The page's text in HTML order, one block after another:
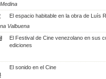
El espacio habitable en la obra de Luís
Valbuena
El Festival de Cine venezolano en sus
ediciones
El sonido en el Cine